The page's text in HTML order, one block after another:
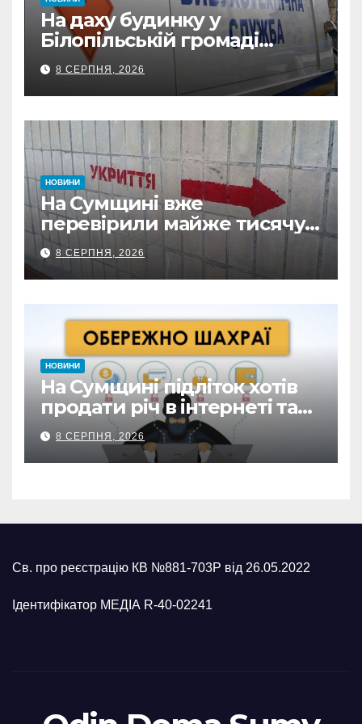
На даху будинку у
Білопільській громаді
знайшли 120-мм міну
8 СЕРПНЯ, 2026
НОВИНИ
На Сумщині вже
перевірили майже тисячу
укриттів: де виявили
замкнені двері
8 СЕРПНЯ, 2026
НОВИНИ
На Сумщині підліток хотів
продати річ в інтернеті та
втратив 39,2 тис. грн з
карток матері
8 СЕРПНЯ, 2026
Св. про реєстрацію КВ №881-703Р від 26.05.2022
Ідентифікатор МЕДІА R-40-02241